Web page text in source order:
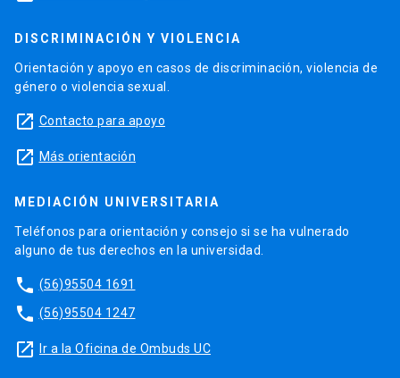
DISCRIMINACIÓN Y VIOLENCIA
Orientación y apoyo en casos de discriminación, violencia de
género o violencia sexual.
launch Contacto para apoyo
launch Más orientación
MEDIACIÓN UNIVERSITARIA
Teléfonos para orientación y consejo si se ha vulnerado
alguno de tus derechos en la universidad.
phone (56)95504 1691
phone (56)95504 1247
launch Ir a la Oficina de Ombuds UC